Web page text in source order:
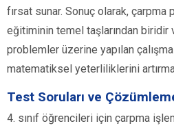
fırsat sunar. Sonuç olarak,
eğitiminin temel taşlarından biridir
problemler üzerine yapılan
matematiksel yeterliliklerini
Test Soruları ve
4. sınıf öğrencileri için çarpma